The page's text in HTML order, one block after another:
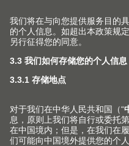
口袋门系列
动感开合技术
加工工具
安装和调节
市场营销
针对室内设计师的服务
常见问题
生产基地
历史
质量和创新
可持续性
培训
展会
中国的经销商
联络表
工厂
Blum 百隆展厅
其他主题
版权声明
Blum-Inspirations